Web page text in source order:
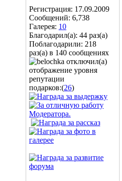
Регистрация: 17.09.2009
Сообщений: 6,738
Галерея: 10
Благодарил(а): 44 раз(а)
Поблагодарили: 218
раз(а) в 140 сообщениях
подарков:(26)